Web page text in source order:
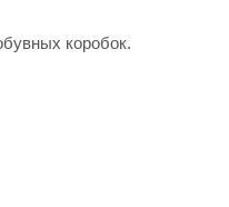
коробок.